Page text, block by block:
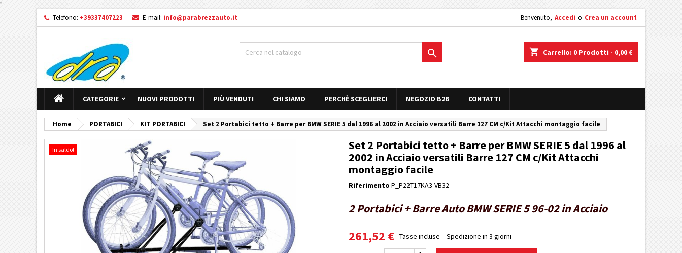
"
Telefono: +39337407223 E-mail: info@parabrezzauto.it Benvenuto, Accedi o Crea un account
shopping_cart Carrello: 0 Prodotti - 0,00 €

CATEGORIE NUOVI PRODOTTI PIÙ VENDUTI CHI SIAMO PERCHÈ SCEGLIERCI NEGOZIO B2B CONTATTI
Home PORTABICI KIT PORTABICI Set 2 Portabici tetto + Barre per BMW SERIE 5 dal 1996 al 2002 in Acciaio versatili Barre 127 CM c/Kit Attacchi montaggio facile
In saldo!
Set 2 Portabici tetto + Barre per BMW SERIE 5 dal 1996 al
2002 in Acciaio versatili Barre 127 CM c/Kit Attacchi
montaggio facile
Riferimento P_P22T17KA3-VB32
2 Portabici + Barre Auto BMW SERIE 5 96-02 in Acciaio
261,52 € Tasse incluse Spedizione in 3 giorni